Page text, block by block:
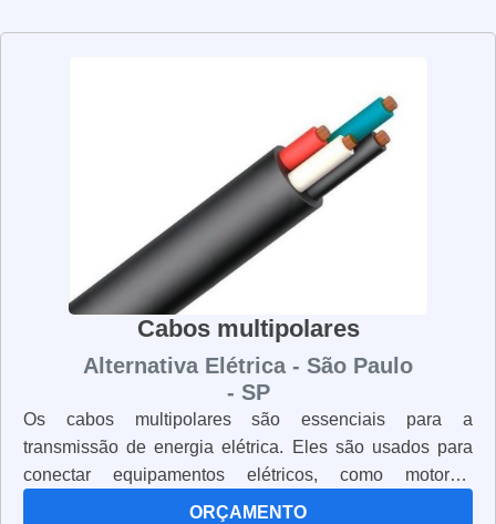
corrosão. Além disso, eles são resistentes ao fogo e às
ambientes externos. Os cabos unipolares são fáceis de
instalar e manter. Eles são leves e flexíveis, o que os
torna ideais para uso em espaços apertados. Além disso,
eles são resistentes a vibrações e choques, o que os
torna ideais para uso em equipamentos industriais. Os
cabos unipolares são uma solução eficaz para a
conexão de equipamentos elétricos. Eles são
resistentes, duráveis e fáceis de instalar e manter. Se
você precisa de cabos unipolares para sua instalação
elétrica, não hesite em procurar por um fornecedor de
qualidade.
Cabos multipolares
Alternativa Elétrica - São Paulo
- SP
Os cabos multipolares são essenciais para a
transmissão de energia elétrica. Eles são usados para
conectar equipamentos elétricos, como motores,
transformadores, geradores e outros dispositivos. Os
ORÇAMENTO